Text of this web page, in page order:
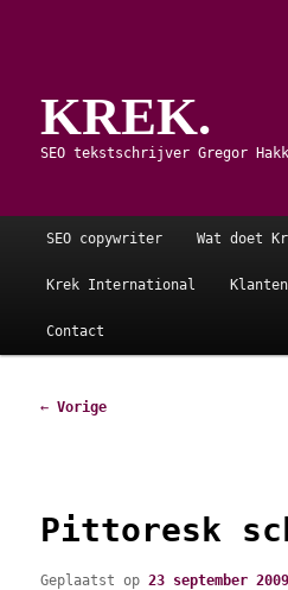
primaire
inhoudKREK.
SEO tekstschrijver Gregor
Hoofdmenu
SEO copywriter Wat doet
Krek International
Contact
Bericht
← Vorige
Pittoresk
Geplaatst op23 september 2009